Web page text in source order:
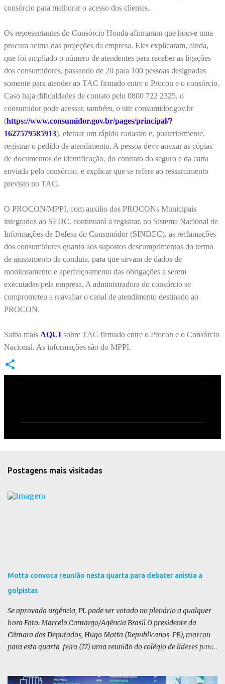
consórcio para melhorar o acesso dos clientes.
Os representantes do Consórcio Honda afirmaram que houve uma
procura acima das projeções da empresa. Eles explicaram, ainda,
que foi ampliado o número de atendentes para receber as ligações
dos consumidores, passando de 20 para 100 pessoas designadas
somente para atender ao TAC firmado entre o Procon e o consórcio.
Caso haja dificuldades de contato pelo 0800 722 2325, o
consumidor pode acessar, também, o site consumidor.gov.br
(https://www.consumidor.gov.br/pages/principal/?
1627579585913), efetuar um rápido cadastro e, posteriormente,
registrar o pedido de atendimento. A pessoa deve anexar as cópias
de documentos de identificação, do contrato do seguro e da carta
enviada pelo consórcio, e explicar que se refere ao ressarcimento
previsto no TAC.
O PROCON/MPPI, com auxílio dos PROCONs Municipais
integrados ao SEDC, continuará a registrar, no Sistema Nacional de
Informações de Defesa do Consumidor (SINDEC), as reclamações
dos consumidores quanto aos supostos descumprimentos do termo
de ajustamento de conduta, para que sirvam de dados de
monitoramento e aperfeiçoamento das obrigações a serem
executadas pela empresa. A administradora do consórcio se
comprometeu a reavaliar o canal de atendimento destinado ao
PROCON.
Saiba mais AQUI sobre TAC firmado entre o Procon e o Consórcio
Nacional. As informações são do MPPI.
á
Postagens mais visitadas
Motta convoca reunião nesta quarta para debater anistia a
golpistas
Se aprovada urgência, PL pode ser votado no plenário a qualquer
hora Foto: Marcelo Camargo/Agência Brasil O presidente da
Câmara dos Deputados, Hugo Motta (Republicanos-PB), marcou
para esta quarta-feira (17) uma reunião do colégio de líderes para